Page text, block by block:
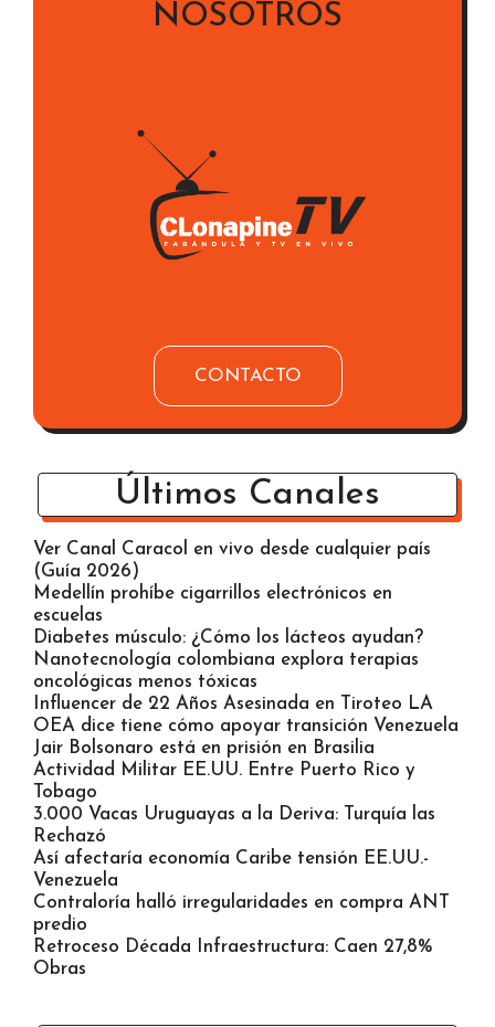
NOSOTROS
CONTACTO
Últimos Canales
Ver Canal Caracol en vivo desde cualquier país
(Guía 2026)
Medellín prohíbe cigarrillos electrónicos en
escuelas
Diabetes músculo: ¿Cómo los lácteos ayudan?
Nanotecnología colombiana explora terapias
oncológicas menos tóxicas
Influencer de 22 Años Asesinada en Tiroteo LA
OEA dice tiene cómo apoyar transición Venezuela
Jair Bolsonaro está en prisión en Brasilia
Actividad Militar EE.UU. Entre Puerto Rico y
Tobago
3.000 Vacas Uruguayas a la Deriva: Turquía las
Rechazó
Así afectaría economía Caribe tensión EE.UU.-
Venezuela
Contraloría halló irregularidades en compra ANT
predio
Retroceso Década Infraestructura: Caen 27,8%
Obras